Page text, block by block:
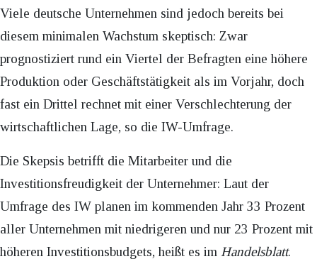
Viele deutsche Unternehmen sind jedoch bereits bei
diesem minimalen Wachstum skeptisch: Zwar
prognostiziert rund ein Viertel der Befragten eine höhere
Produktion oder Geschäftstätigkeit als im Vorjahr, doch
fast ein Drittel rechnet mit einer Verschlechterung der
wirtschaftlichen Lage, so die IW-Umfrage.
Die Skepsis betrifft die Mitarbeiter und die
Investitionsfreudigkeit der Unternehmer: Laut der
Umfrage des IW planen im kommenden Jahr 33 Prozent
aller Unternehmen mit niedrigeren und nur 23 Prozent mit
höheren Investitionsbudgets, heißt es im Handelsblatt.